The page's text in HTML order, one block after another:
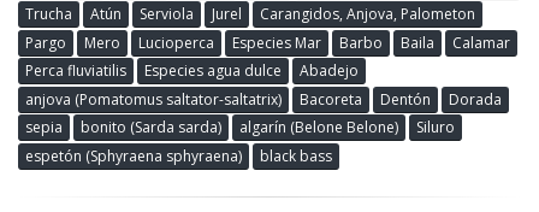
Trucha
Atún Serviola Jurel
Carangidos, Anjova, Palometon
Pargo
Mero Lucioperca Especies Mar Barbo Baila
Calamar
Perca fluviatilis
Especies agua dulce
Abadejo
anjova (Pomatomus saltator-saltatrix)
Bacoreta Dentón
Dorada
sepia
bonito (Sarda sarda) algarín (Belone Belone)
Siluro
espetón (Sphyraena sphyraena)
black bass